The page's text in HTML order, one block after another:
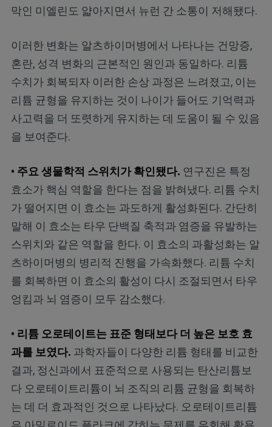
막인 미엘린도 얇아지면서 뉴런 간 소통이 저해됐다.
이러한 변화는 알츠하이머병에서 나타나는 건망증,
혼란, 성격 변화의 근본적인 원인과 동일하다. 리튬
수치가 회복되자 이러한 손상 과정은 느려졌고, 이는
리튬 균형을 유지하는 것이 나이가 들어도 기억력과
사고력을 더 또렷하게 유지하는 데 도움이 될 수 있음
을 보여준다.
• 주요 생물학적 스위치가 확인됐다. 연구진은 특정
효소가 핵심 역할을 한다는 점을 밝혀냈다. 리튬 수치
가 떨어지면 이 효소는 과도하게 활성화된다. 간단히
말해 이 효소는 타우 단백질 축적과 염증을 유발하는
스위치와 같은 역할을 한다. 이 효소의 과활성화는 알
츠하이머병의 병리적 진행을 가속화했다. 리튬 수치
를 회복하면 이 효소의 활성이 다시 조절되면서 타우
엉킴과 뇌 염증이 모두 감소했다.
• 리튬 오로테이트는 표준 형태보다 더 높은 보호 효
과를 보였다. 과학자들이 다양한 리튬 형태를 비교한
결과, 정신과에서 표준적으로 사용되는 탄산리튬보
다 오로테이트리튬이 뇌 조직의 리튬 균형을 회복하
는 데 더 효과적인 것으로 나타났다. 오로테이트리튬